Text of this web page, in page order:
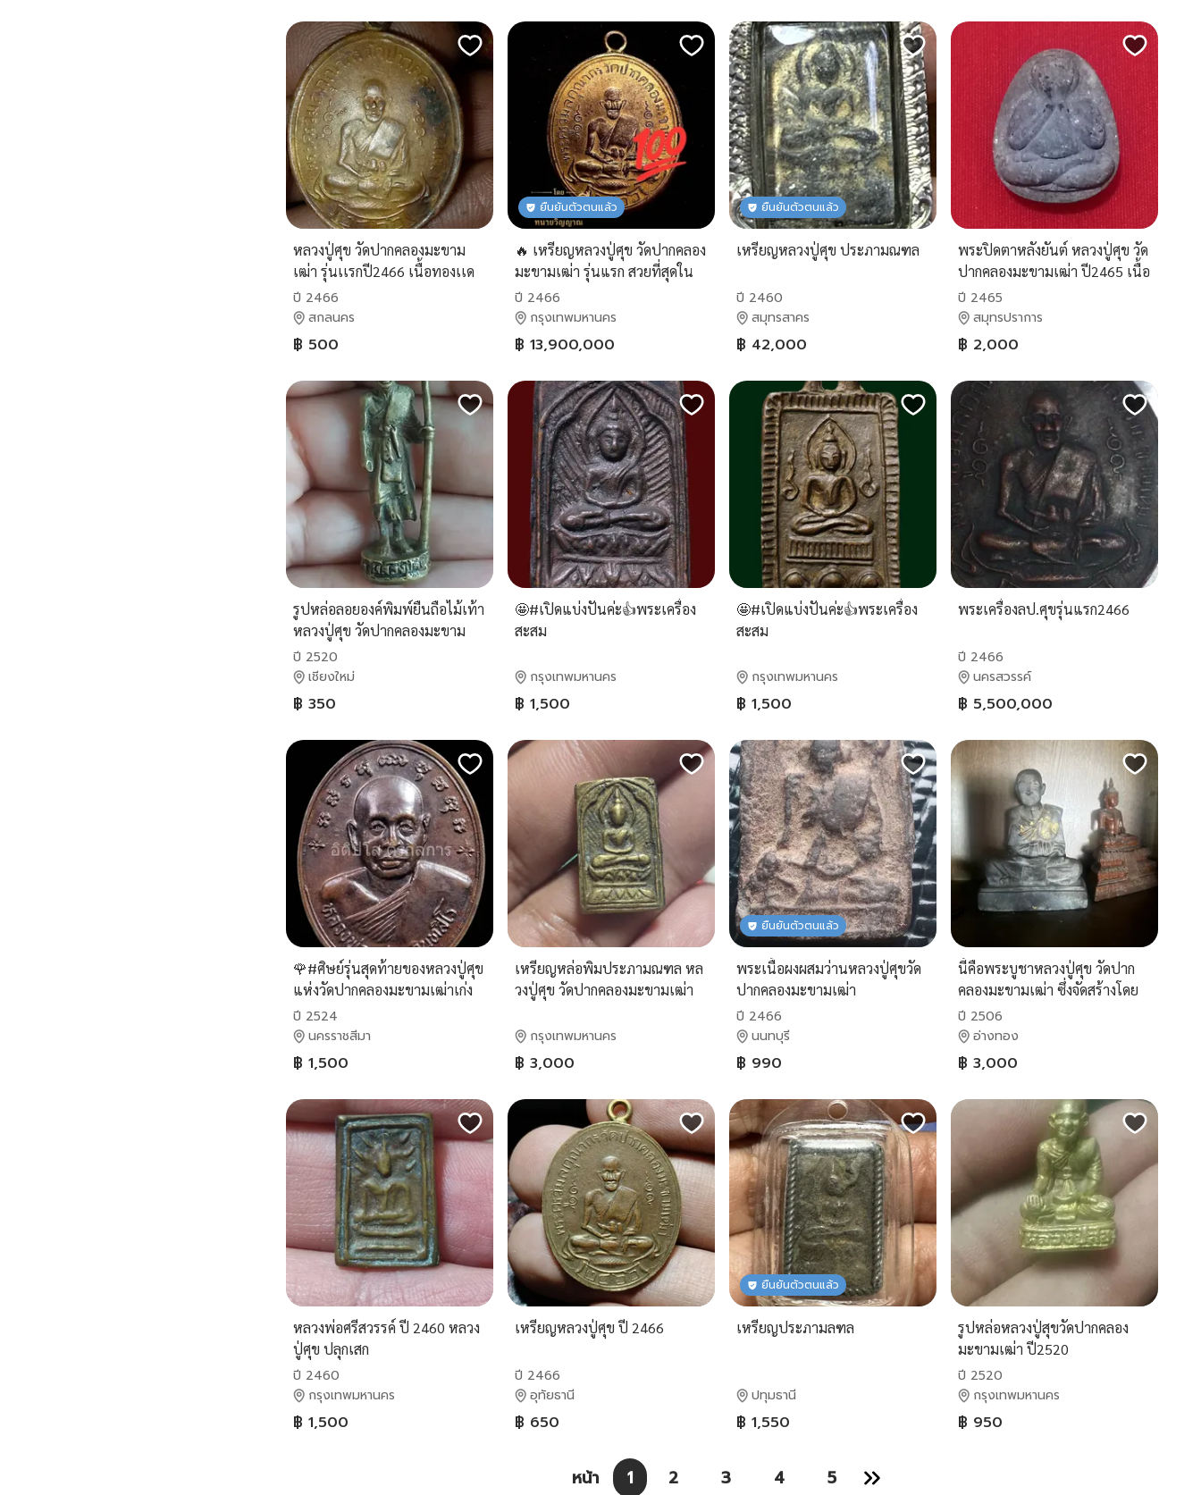
หลวงปู่ศุข วัดปากคลองมะขาม
เฒ่า รุ่นเเรกปี2466 เนื้อทองเเด
งกะไร่ทอง
ปี 2466
สกลนคร
฿ 500
ยืนยันตัวตนแล้ว
🔥 เหรียญหลวงปู่ศุข วัดปากคลอง
มะขามเฒ่า รุ่นแรก สวยที่สุดใน
ตลาดพระ
ปี 2466
กรุงเทพมหานคร
฿ 13,900,000
ยืนยันตัวตนแล้ว
เหรียญหลวงปู่ศุข ประภามณฑล
ปี 2460
สมุทรสาคร
฿ 42,000
พระปิดตาหลังยันต์ หลวงปู่ศุข วัด
ปากคลองมะขามเฒ่า ปี2465 เนื้อ
ผงใบลาน
ปี 2465
สมุทรปราการ
฿ 2,000
รูปหล่อลอยองค์พิมพ์ยืนถือไม้เท้า
หลวงปู่ศุข วัดปากคลองมะขาม
เฒ่า จ.ชัยนาท
ปี 2520
เชียงใหม่
฿ 350
🤩#เปิดแบ่งปันค่ะ👍พระเครื่อง
สะสม
กรุงเทพมหานคร
฿ 1,500
🤩#เปิดแบ่งปันค่ะ👍พระเครื่อง
สะสม
กรุงเทพมหานคร
฿ 1,500
พระเครื่องลป.ศุขรุ่นแรก2466
ปี 2466
นครสวรรค์
฿ 5,500,000
🌹#ศิษย์รุ่นสุดท้ายของหลวงปู่ศุข
แห่งวัดปากคลองมะขามเฒ่าเก่ง
ไม่เป็นสองรองใครในแผ่นดิน🌹
ปี 2524
นครราชสีมา
฿ 1,500
เหรียญหล่อพิมประภามณฑล หล
วงปู่ศุข วัดปากคลองมะขามเฒ่า
กรุงเทพมหานคร
฿ 3,000
ยืนยันตัวตนแล้ว
พระเนื้อผงผสมว่านหลวงปู่ศุขวัด
ปากคลองมะขามเฒ่า
ปี 2466
นนทบุรี
฿ 990
นี้คือพระบูชาหลวงปู่ศุข วัดปาก
คลองมะขามเฒ่า ซึ่งจัดสร้างโดย
วัดประสาทบุญญาวาส ในปีพ.ศ.
2506
ปี 2506
อ่างทอง
฿ 3,000
หลวงพ่อศรีสวรรค์ ปี 2460 หลวง
ปู่ศุข ปลุกเสก
ปี 2460
กรุงเทพมหานคร
฿ 1,500
เหรียญหลวงปู่ศุข ปี 2466
ปี 2466
อุทัยธานี
฿ 650
ยืนยันตัวตนแล้ว
เหรียญประภามลฑล
ปทุมธานี
฿ 1,550
รูปหล่อหลวงปู่สุขวัดปากคลอง
มะขามเฒ่า ปี2520
ปี 2520
กรุงเทพมหานคร
฿ 950
หน้า 1 2 3 4 5